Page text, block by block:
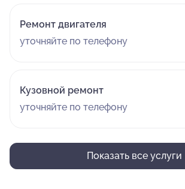
Ремонт двигателя
уточняйте по телефону
Кузовной ремонт
уточняйте по телефону
Показать все услуги